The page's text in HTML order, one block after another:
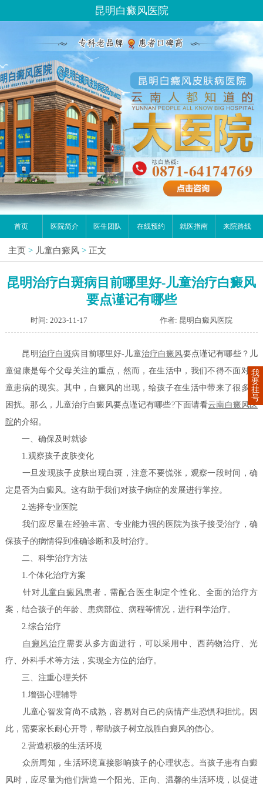
昆明白癜风医院
首页 医院简介 医生团队 在线预约 就医指南 来院路线
主页 > 儿童白癜风 > 正文
昆明治疗白斑病目前哪里好-儿童治疗白癜风
要点谨记有哪些
时间: 2023-11-17 作者: 昆明白癜风医院
昆明治疗白斑病目前哪里好-儿童治疗白癜风要点谨记有哪些？儿
童健康是每个父母关注的重点，然而，在生活中，我们不得不面对儿
童患病的现实。其中，白癜风的出现，给孩子在生活中带来了很多的
困扰。那么，儿童治疗白癜风要点谨记有哪些?下面请看云南白癜风医
院的介绍。
一、确保及时就诊
1.观察孩子皮肤变化
一旦发现孩子皮肤出现白斑，注意不要慌张，观察一段时间，确
定是否为白癜风。这有助于我们对孩子病症的发展进行掌控。
2.选择专业医院
我们应尽量在经验丰富、专业能力强的医院为孩子接受治疗，确
保孩子的病情得到准确诊断和及时治疗。
二、科学治疗方法
1.个体化治疗方案
针对 儿童白癜风患者，需配合医生制定个性化、全面的治疗方
案，结合孩子的年龄、患病部位、病程等情况，进行科学治疗。
2.综合治疗
白癜风治疗 需要从多方面进行，可以采用中、西药物治疗、光
疗、外科手术等方法，实现全方位的治疗。
三、注重心理关怀
1.增强心理辅导
儿童心智发育尚不成熟，容易对自己的病情产生恐惧和担忧。因
此，需要家长耐心开导，帮助孩子树立战胜白癜风的信心。
2.营造积极的生活环境
众所周知，生活环境直接影响孩子的心理状态。当孩子患有白癜
风时，应尽量为他们营造一个阳光、正向、温馨的生活环境，以促进
我
要
挂
号